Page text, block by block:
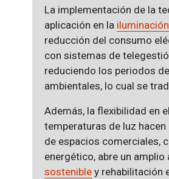
La implementación de la
aplicación en la
reducción del consumo
con sistemas de
reduciendo los periodos
ambientales, lo cual se
Además, la flexibilidad en
temperaturas de luz
de espacios comerciales,
energético, abre un
sostenibley rehabilitación